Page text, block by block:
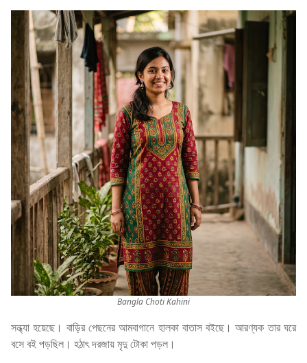
Bangla Choti Kahini
সন্ধ্যা হয়েছে। বাড়ির পেছনের আমবাগানে হালকা বাতাস বইছে। আরণ্যক তার ঘরে
বসে বই পড়ছিল। হঠাৎ দরজায় মৃদু টোকা পড়ল।